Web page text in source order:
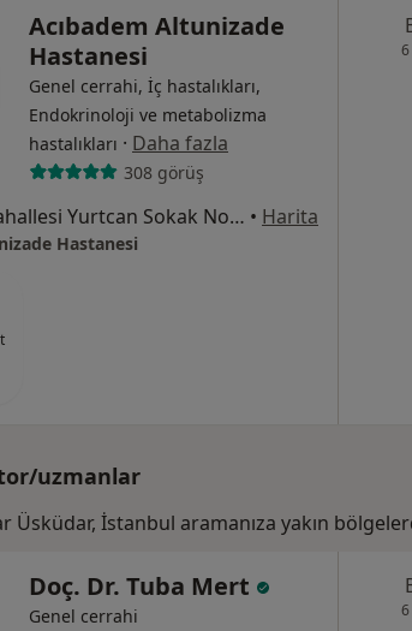
Acıbadem Altunizade
Hastanesi
Genel cerrahi, İç hastalıkları,
Endokrinoloji ve metabolizma
hastalıkları · Daha fazla
308 görüş
Altunizade Mahallesi Yurtcan Sokak No:1, Üsküdar • Harita
Hastanesi
uzmanlar
Üsküdar, İstanbul aramanıza yakın
Doç. Dr. Tuba Mert
Genel cerrahi